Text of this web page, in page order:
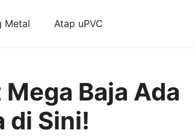
Metal Atap uPVC
Baja Ada
di Sini!